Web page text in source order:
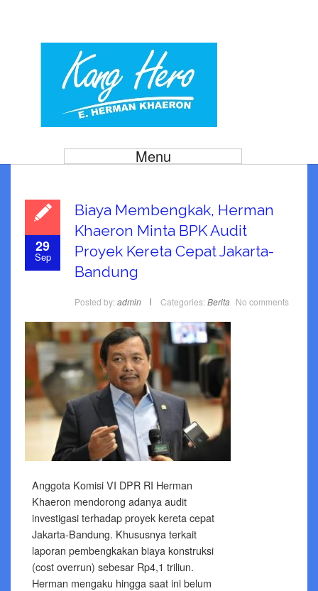
Menu
29
Sep
Biaya Membengkak, Herman
Khaeron Minta BPK Audit
Proyek Kereta Cepat Jakarta-
Bandung
Posted by: admin Categories: Berita No comments
Anggota Komisi VI DPR RI Herman
Khaeron mendorong adanya audit
investigasi terhadap proyek kereta cepat
Jakarta-Bandung. Khususnya terkait
laporan pembengkakan biaya konstruksi
(cost overrun) sebesar Rp4,1 triliun.
Herman mengaku hingga saat ini belum